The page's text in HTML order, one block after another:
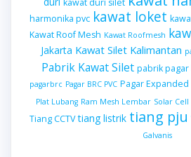
harmonika pvc kawat loket
Kawat Roof Mesh Kawat Roofmesh
Jakarta Kawat Silet Kalimantan
Pabrik Kawat Silet pabrik pagar
pagarbrc Pagar BRC PVC Pagar Expanded
Plat Lubang Ram Mesh Lembar Solar Cell
Tiang CCTV tiang listrik tiang pju
Galvanis